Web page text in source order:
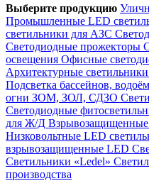
Выберите продукцию
Промышленные LED
светильники для АЗС
Светодиодные прожекторы
освещения Офисные
Архитектурные светильники
Подсветка бассейнов,
огни ЗОМ, ЗОЛ, СДЗО
Светодиодные
для Ж/Д Взрывозащищенные
Низковольтные LED
взрывозащищенные LED
Светильники «Ledel»
производства